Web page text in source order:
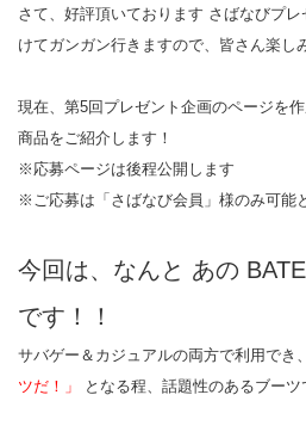
さて、好評頂いております さばなびプ
けてガンガン行きますので、皆さん楽し
現在、第5回プレゼント企画のページを
商品をご紹介します！
※応募ページは後程公開します
※ご応募は「さばなび会員」様のみ可能
今回は、なんと あの
です！！
サバゲー＆カジュアルの両方で利用でき
ツだ！」
となる程、話題性のあるブーツ